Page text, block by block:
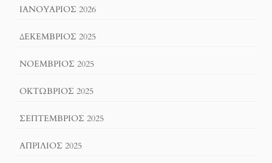
ΙΑΝΟΥΆΡΙΟΣ 2026
ΔΕΚΈΜΒΡΙΟΣ 2025
ΝΟΈΜΒΡΙΟΣ 2025
ΟΚΤΏΒΡΙΟΣ 2025
ΣΕΠΤΈΜΒΡΙΟΣ 2025
ΑΠΡΊΛΙΟΣ 2025